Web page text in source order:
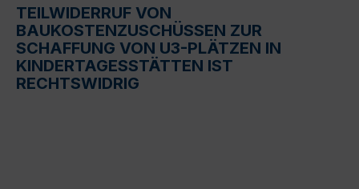
TEILWIDERRUF VON
BAUKOSTENZUSCHÜSSEN ZUR
SCHAFFUNG VON U3-PLÄTZEN IN
KINDERTAGESSTÄTTEN IST
RECHTSWIDRIG